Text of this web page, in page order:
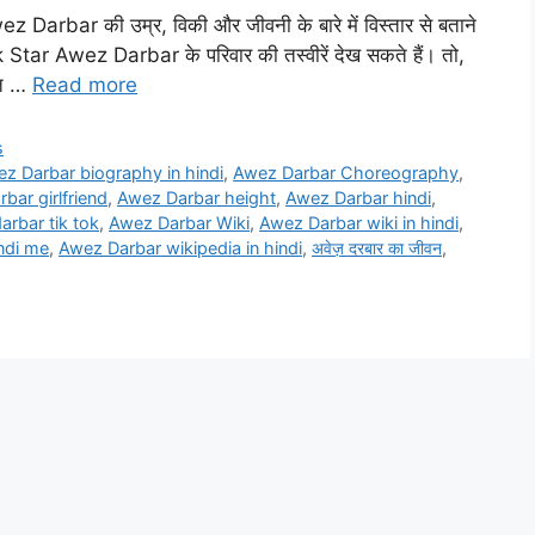
की उम्र, विकी और जीवनी के बारे में विस्तार से बताने
Awez Darbar के परिवार की तस्वीरें देख सकते हैं। तो,
… Read more
Darbar biography in hindi, Awez Darbar Choreography,
girlfriend, Awez Darbar height, Awez Darbar hindi,
tik tok, Awez Darbar Wiki, Awez Darbar wiki in hindi,
me, Awez Darbar wikipedia in hindi, अवेज़ दरबार का जीवन,